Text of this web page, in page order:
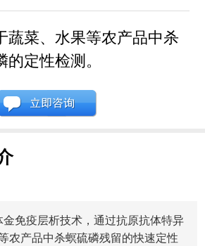
蔬菜、水果等农产品中杀
的定性检测。
免疫层析技术，通过抗原抗体特异
农产品中杀螟硫磷残留的快速定性